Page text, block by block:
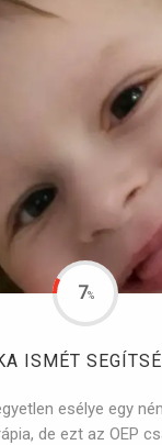
ISMÉT
esélye egy
de ezt az OEP
7%